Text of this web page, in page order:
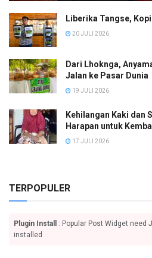
Liberika Tangse,
20 JULI 2026
Dari Lhoknga,
Jalan ke Pasar Dunia
19 JULI 2026
Kehilangan Kaki dan
Harapan untuk
17 JULI 2026
TERPOPULER
Plugin Install
: Popular Post Widget need
installed